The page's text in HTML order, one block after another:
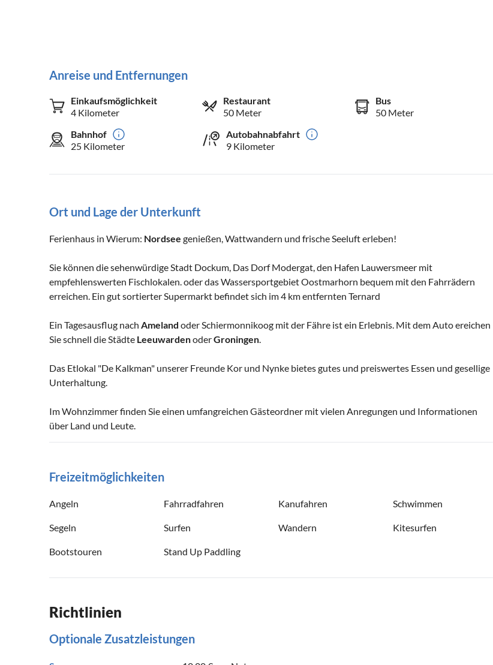
Anreise und Entfernungen
Einkaufsmöglichkeit
4 Kilometer
Restaurant
50 Meter
Bus
50 Meter
Bahnhof
25 Kilometer
Autobahnabfahrt
9 Kilometer
Ort und Lage der Unterkunft
Ferienhaus in Wierum: Nordsee genießen, Wattwandern und frische Seeluft erleben!
Sie können die sehenwürdige Stadt Dockum, Das Dorf Modergat, den Hafen Lauwersmeer mit
empfehlenswerten Fischlokalen. oder das Wassersportgebiet Oostmarhorn bequem mit den Fahrrädern
erreichen. Ein gut sortierter Supermarkt befindet sich im 4 km entfernten Ternard
Ein Tagesausflug nach Ameland oder Schiermonnikoog mit der Fähre ist ein Erlebnis. Mit dem Auto ereichen
Sie schnell die Städte LeeuwardenoderGroningen.
Das Etlokal "De Kalkman" unserer Freunde Kor und Nynke bietes gutes und preiswertes Essen und gesellige
Unterhaltung.
Im Wohnzimmer finden Sie einen umfangreichen Gästeordner mit vielen Anregungen und Informationen
über Land und Leute.
Freizeitmöglichkeiten
Angeln Fahrradfahren Kanufahren Schwimmen
Segeln Surfen Wandern Kitesurfen
Bootstouren Stand Up Paddling
Richtlinien
Optionale Zusatzleistungen